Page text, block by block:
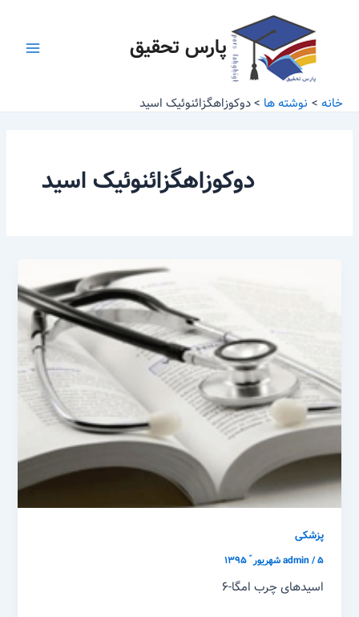
پارس تحقیق
خانه نوشته ها دوکوزاهگزائنوئیک اسید
دوکوزاهگزائنوئیک اسید
پزشکی
admin/۵ شهریور ّ ۱۳۹۵
اسید‌های چرب امگا-۶